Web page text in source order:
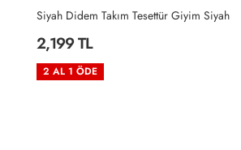
Kahve Didem Takım Tesettür Giyim
2,199 TL
2 AL 1 ÖDE